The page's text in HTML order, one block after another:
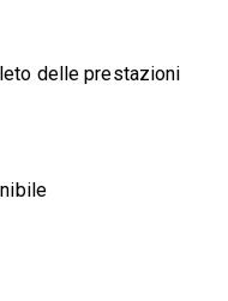
delle prestazioni